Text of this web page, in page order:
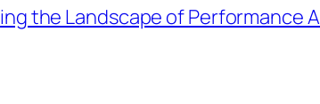
the Landscape of Performance